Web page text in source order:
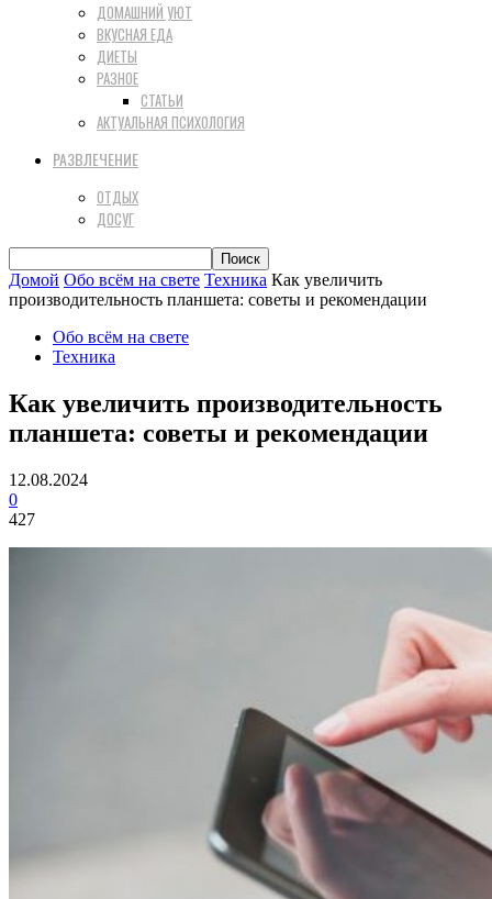
ДОМАШНИЙ УЮТ
ВКУСНАЯ ЕДА
ДИЕТЫ
РАЗНОЕ
СТАТЬИ
АКТУАЛЬНАЯ ПСИХОЛОГИЯ
РАЗВЛЕЧЕНИЕ
ОТДЫХ
ДОСУГ
Домой Обо всём на свете Техника Как увеличить
производительность планшета: советы и рекомендации
Обо всём на свете
Техника
Как увеличить производительность
планшета: советы и рекомендации
12.08.2024
0
427